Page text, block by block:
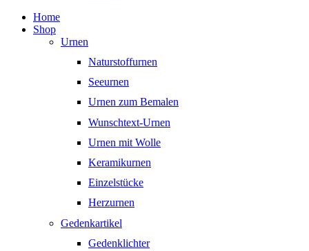
Home
Shop
Urnen
Naturstoffurnen
Seeurnen
Urnen zum Bemalen
Wunschtext-Urnen
Urnen mit Wolle
Keramikurnen
Einzelstücke
Herzurnen
Gedenkartikel
Gedenklichter